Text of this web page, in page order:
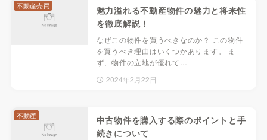
魅力溢れる不動産物件の魅力と将来性
を徹底解説！
なぜこの物件を買うべきなのか？ この物件
を買うべき理由はいくつかあります。 ま
ず、物件の立地が優れて…
2024年2月22日
不動産売買
中古物件を購入する際のポイントと手
続きについて
不動産